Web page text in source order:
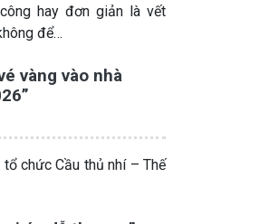
hay đơn giản là vết
để…
vàng vào nhà
chức Cầu thủ nhí – Thế